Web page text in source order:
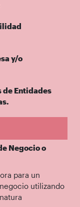
y/o
de Entidades
Negocio o
para un
utilizando